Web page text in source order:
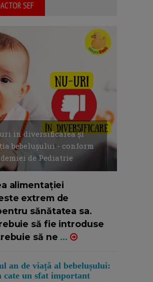
SEF
uri in diversificarea și
bebelușului - conform
de Pediatrie
alimentației
extrem de
sănătatea sa.
să fie introduse
să ne ...
an de viață al bebelușului:
cate un sfat important